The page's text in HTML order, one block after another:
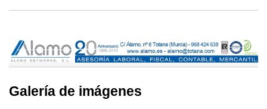
Galería de imágenes